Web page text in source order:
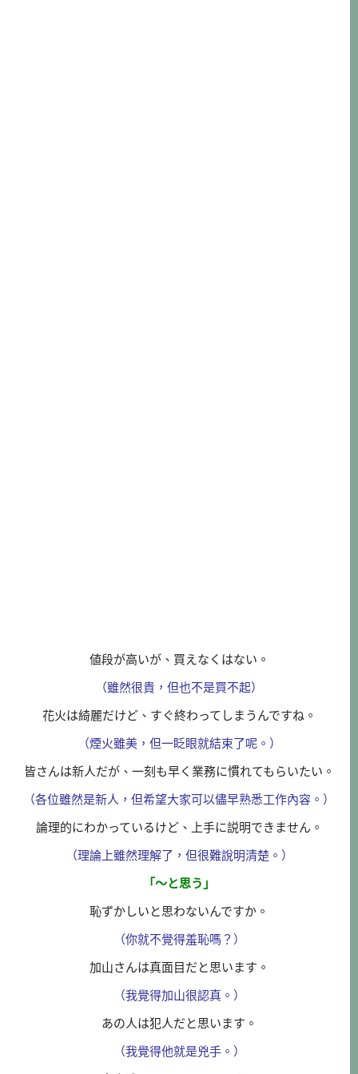
値段が高いが、買えなくはない。
（雖然很貴，但也不是買不起）
花火は綺麗だけど、すぐ終わってしまうんですね。
（煙火雖美，但一眨眼就結束了呢。）
皆さんは新人だが、一刻も早く業務に慣れてもらいたい。
（各位雖然是新人，但希望大家可以儘早熟悉工作內容。）
論理的にわかっているけど、上手に説明できません。
（理論上雖然理解了，但很難說明清楚。）
「～と思う」
恥ずかしいと思わないんですか。
（你就不覺得羞恥嗎？）
加山さんは真面目だと思います。
（我覺得加山很認真。）
あの人は犯人だと思います。
（我覺得他就是兇手。）